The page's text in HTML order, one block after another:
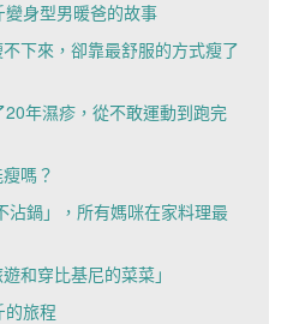
身型男暖爸的故事
下來，卻靠最舒服的方式瘦了
年濕疹，從不敢運動到跑完
嗎？
沾鍋」，所有媽咪在家料理最
和穿比基尼的菜菜」
的旅程